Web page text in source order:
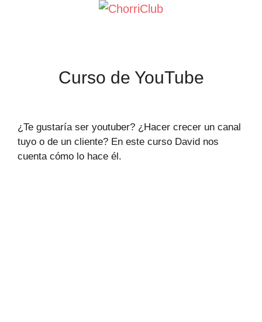
Curso de YouTube
¿Te gustaría ser youtuber? ¿Hacer crecer un canal
tuyo o de un cliente? En este curso David nos
cuenta cómo lo hace él.